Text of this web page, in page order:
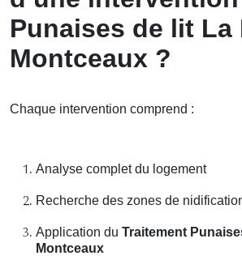
Punaises de lit La
Montceaux ?
Chaque intervention comprend :
Analyse complet du logement
Recherche des zones de
Application du Traitement
Montceaux